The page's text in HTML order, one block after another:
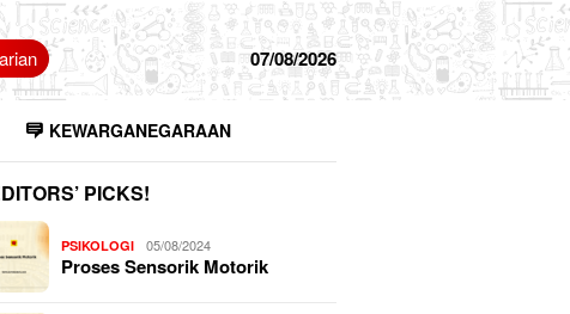
07/08/2026
KEWARGANEGARAAN
PICKS!
PSIKOLOGI 05/08/2024
Proses Sensorik Motorik